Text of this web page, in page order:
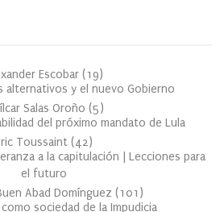
Escobar (19)
alternativos y el nuevo Gobierno
Salas Oroño (5)
del próximo mandato de Lula
Toussaint (42)
a la capitulación | Lecciones para
el futuro
Abad Domínguez (101 )
sociedad de la Impudicia